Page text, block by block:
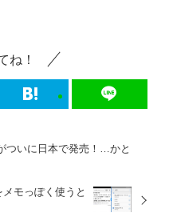
ね！
ついに日本で発売！…かと
モっぽく使うと